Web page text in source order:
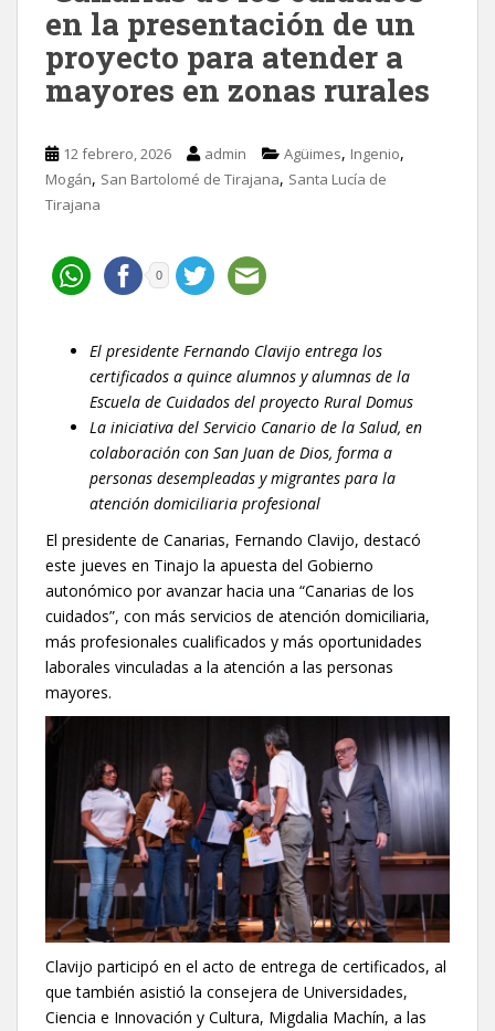
en la presentación de un
proyecto para atender a
mayores en zonas rurales
12 febrero, 2026 admin Agüimes, Ingenio,
Mogán, San Bartolomé de Tirajana, Santa Lucía de
Tirajana
0
El presidente Fernando Clavijo entrega los
certificados a quince alumnos y alumnas de la
Escuela de Cuidados del proyecto Rural Domus
La iniciativa del Servicio Canario de la Salud, en
colaboración con San Juan de Dios, forma a
personas desempleadas y migrantes para la
atención domiciliaria profesional
El presidente de Canarias, Fernando Clavijo, destacó
este jueves en Tinajo la apuesta del Gobierno
autonómico por avanzar hacia una “Canarias de los
cuidados”, con más servicios de atención domiciliaria,
más profesionales cualificados y más oportunidades
laborales vinculadas a la atención a las personas
mayores.
Clavijo participó en el acto de entrega de certificados, al
que también asistió la consejera de Universidades,
Ciencia e Innovación y Cultura, Migdalia Machín, a las